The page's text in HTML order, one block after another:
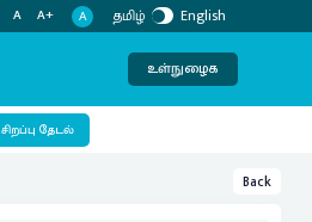
A A+ A தமிழ் English
உள்நுழைக
சிறப்பு தேடல்
Back